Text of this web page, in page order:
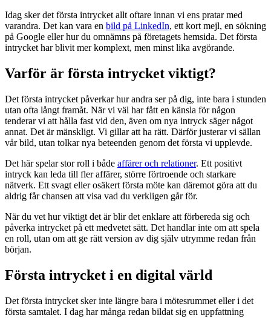
Idag sker det första intrycket allt oftare innan vi ens pratar med
varandra. Det kan vara en bild på LinkedIn, ett kort mejl, en sökning
på Google eller hur du omnämns på företagets hemsida. Det första
intrycket har blivit mer komplext, men minst lika avgörande.
Varför är första intrycket viktigt?
Det första intrycket påverkar hur andra ser på dig, inte bara i stunden
utan ofta långt framåt. När vi väl har fått en känsla för någon
tenderar vi att hålla fast vid den, även om nya intryck säger något
annat. Det är mänskligt. Vi gillar att ha rätt. Därför justerar vi sällan
vår bild, utan tolkar nya beteenden genom det första vi upplevde.
Det här spelar stor roll i både affärer och relationer. Ett positivt
intryck kan leda till fler affärer, större förtroende och starkare
nätverk. Ett svagt eller osäkert första möte kan däremot göra att du
aldrig får chansen att visa vad du verkligen går för.
När du vet hur viktigt det är blir det enklare att förbereda sig och
påverka intrycket på ett medvetet sätt. Det handlar inte om att spela
en roll, utan om att ge rätt version av dig själv utrymme redan från
början.
Första intrycket i en digital värld
Det första intrycket sker inte längre bara i mötesrummet eller i det
första samtalet. I dag har många redan bildat sig en uppfattning